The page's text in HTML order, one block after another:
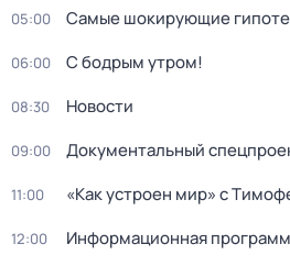
05:00 Самые шoкиpующие
06:00 С бодрым утром!
08:30 Новости
09:00 Документальный
11:00 «Как устроен мир» с
12:00 Информационная